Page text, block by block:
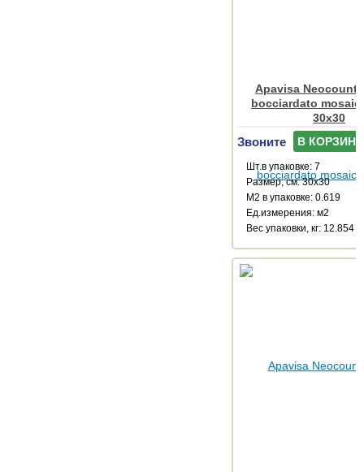
Apavisa
bocciardato
30x30
Звоните В КОРЗИНУ
Шт.в упаковке: 7
Размер, см: 30x30
М2 в упаковке: 0.619
Ед.измерения: м2
Веc упаковки, кг: 12.854